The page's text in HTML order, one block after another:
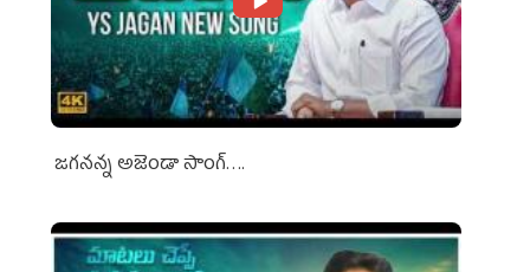
జగనన్న అజెండా సాంగ్….